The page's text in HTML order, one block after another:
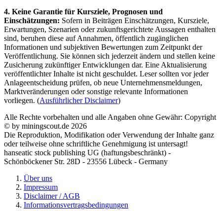
4. Keine Garantie für Kursziele, Prognosen und
Einschätzungen: Sofern in Beiträgen Einschätzungen, Kursziele,
Erwartungen, Szenarien oder zukunftsgerichtete Aussagen enthalten
sind, beruhen diese auf Annahmen, öffentlich zugänglichen
Informationen und subjektiven Bewertungen zum Zeitpunkt der
Veröffentlichung. Sie können sich jederzeit ändern und stellen keine
Zusicherung zukünftiger Entwicklungen dar. Eine Aktualisierung
veröffentlichter Inhalte ist nicht geschuldet. Leser sollten vor jeder
Anlageentscheidung prüfen, ob neue Unternehmensmeldungen,
Marktveränderungen oder sonstige relevante Informationen
vorliegen. (Ausführlicher Disclaimer)
Alle Rechte vorbehalten und alle Angaben ohne Gewähr: Copyright
© by miningscout.de 2026
Die Reproduktion, Modifikation oder Verwendung der Inhalte ganz
oder teilweise ohne schriftliche Genehmigung ist untersagt!
hanseatic stock publishing UG (haftungsbeschränkt) -
Schönböckener Str. 28D - 23556 Lübeck - Germany
Über uns
Impressum
Disclaimer / AGB
Informationsvertragsbedingungen